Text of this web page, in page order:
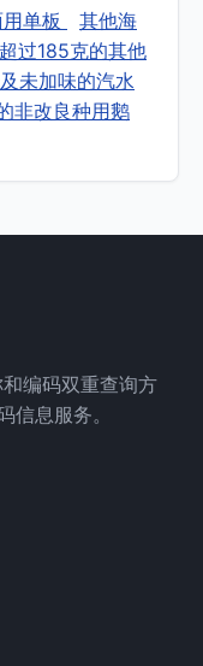
单板
其他海
过185克的其他
未加味的汽水
非改良种用鹅
编码双重查询方
信息服务。